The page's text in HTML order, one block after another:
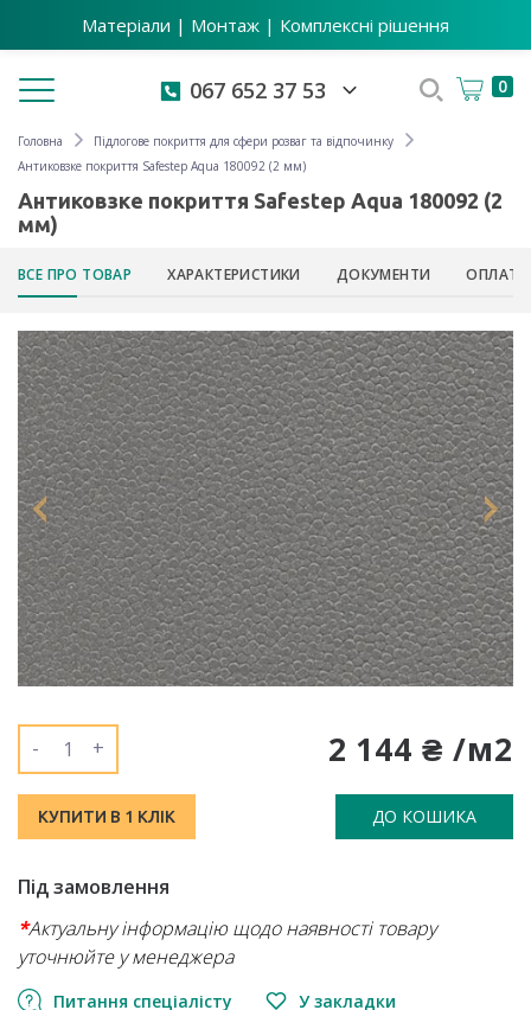
Матеріали | Монтаж | Комплексні рішення
Toggle navigation 067 652 37 53 0
Головна
Підлогове покриття для сфери розваг та відпочинку
Антиковзке покриття Safestep Aqua 180092 (2 мм)
Антиковзке покриття Safestep Aqua 180092 (2
мм)
ВСЕ ПРО ТОВАР ХАРАКТЕРИСТИКИ ДОКУМЕНТИ ОПЛАТА
2 144 ₴ /м2
- +
КУПИТИ В 1 КЛІК ДО КОШИКА
Під замовлення
*Актуальну інформацію щодо наявності товару
уточнюйте у менеджера
Питання спеціалісту У закладки